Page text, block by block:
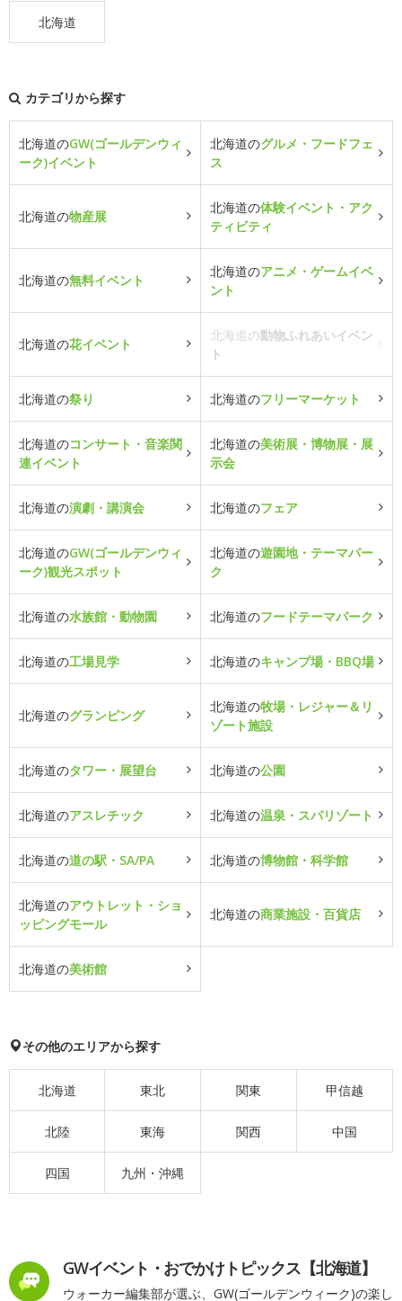
北海道
カテゴリから探す
北海道のGW(ゴールデンウィ
ーク)イベント
北海道のグルメ・フードフェ
ス
北海道の物産展
北海道の体験イベント・アク
ティビティ
北海道の無料イベント
北海道のアニメ・ゲームイベ
ント
北海道の花イベント
北海道の動物ふれあいイベン
ト
北海道の祭り 北海道のフリーマーケット
北海道のコンサート・音楽関
連イベント
北海道の美術展・博物展・展
示会
北海道の演劇・講演会 北海道のフェア
北海道のGW(ゴールデンウィ
ーク)観光スポット
北海道の遊園地・テーマパー
ク
北海道の水族館・動物園 北海道のフードテーマパーク
北海道の工場見学 北海道のキャンプ場・BBQ場
北海道のグランピング
北海道の牧場・レジャー＆リ
ゾート施設
北海道のタワー・展望台 北海道の公園
北海道のアスレチック 北海道の温泉・スパリゾート
北海道の道の駅・SA/PA 北海道の博物館・科学館
北海道のアウトレット・ショ
ッピングモール
北海道の商業施設・百貨店
北海道の美術館
その他のエリアから探す
北海道 東北 関東 甲信越
北陸 東海 関西 中国
四国 九州・沖縄
GWイベント・おでかけトピックス【北海道】
ウォーカー編集部が選ぶ、GW(ゴールデンウィーク)の楽し